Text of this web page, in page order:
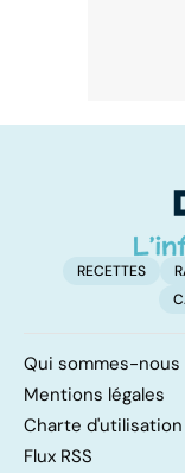
RECETTES
Qui sommes-nous
Mentions légales
Charte d'utilisation
Flux RSS